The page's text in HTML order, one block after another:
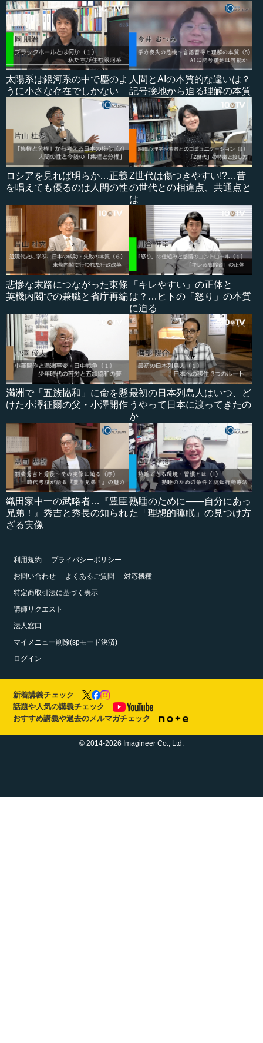
太陽系は銀河系の中で塵のよ
うに小さな存在でしかない
人間とAIの本質的な違いは？
記号接地から迫る理解の本質
ロシアを見れば明らか…正義
を唱えても優るのは人間の性
Z世代は傷つきやすい!?…昔
の世代との相違点、共通点と
は
悲惨な末路につながった東條
英機内閣での兼職と省庁再編
「キレやすい」の正体と
は？…ヒトの「怒り」の本質
に迫る
満洲で「五族協和」に命を懸
けた小澤征爾の父・小澤開作
最初の日本列島人はいつ、ど
うやって日本に渡ってきたの
か
織田家中一の武略者…『豊臣
兄弟！』秀吉と秀長の知られ
ざる実像
熟睡のために――自分にあっ
た「理想的睡眠」の見つけ方
利用規約
プライバシーポリシー
お問い合わせ
よくあるご質問
対応機種
特定商取引法に基づく表示
講師リクエスト
法人窓口
マイメニュー削除(spモード決済)
ログイン
新着講義チェック
話題や人気の講義チェック
おすすめ講義や過去のメルマガチェック
© 2014-2026 Imagineer Co., Ltd.